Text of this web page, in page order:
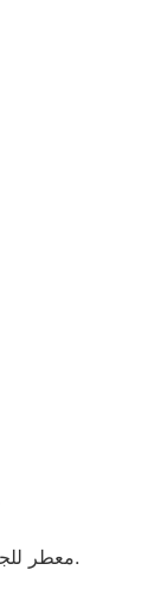
معطر للجو والمفروشات . يدوم لساعات طويلة.